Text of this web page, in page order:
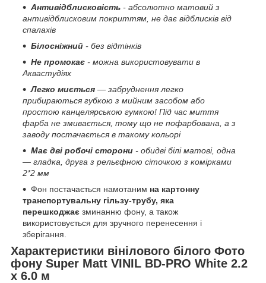
Антивідблисковість - абсолютно матовий з
антивідблисковим покриттям, не дає відблисків від
спалахів
Білосніжний - без відтінків
Не промокає - можна використовувати в
Аквастудіях
Легко миється — забруднення легко
прибираються губкою з мийним засобом або
простою канцелярською гумкою! Під час миття
фарба не змивається, тому що не пофарбована, а з
заводу постачається в такому кольорі
Має дві робочі сторони - обидві білі матові, одна
— гладка, друга з рельєфною сіточкою з комірками
2*2 мм
Фон постачається намотаним на картонну
транспортувальну гільзу-трубу, яка
перешкоджає зминанню фону, а також
використовується для зручного перенесення і
зберігання.
Характеристики вінілового білого Фото
фону Super Matt VINIL BD-PRO White 2.2
х 6.0 м